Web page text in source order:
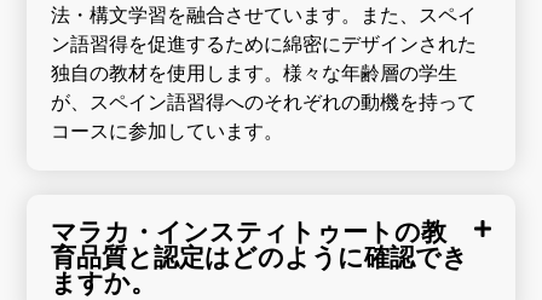
法・構文学習を融合させています。また、スペイ
ン語習得を促進するために綿密にデザインされた
独自の教材を使用します。様々な年齢層の学生
が、スペイン語習得へのそれぞれの動機を持って
コースに参加しています。
マラカ・インスティトゥートの教
育品質と認定はどのように確認でき
ますか。